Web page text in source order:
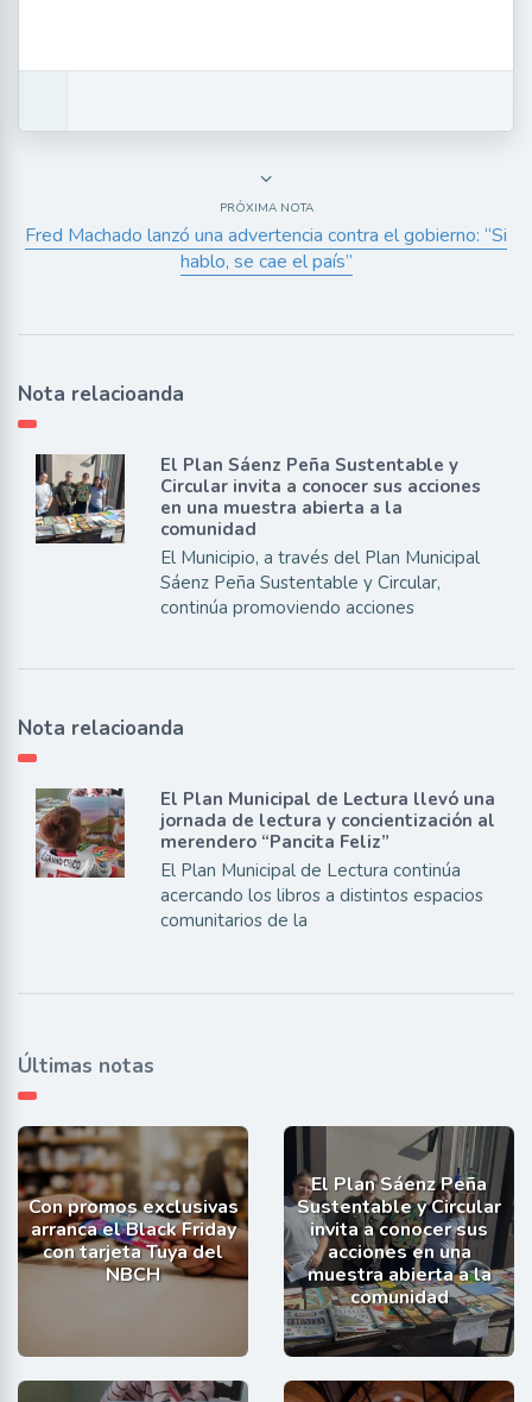
PRÓXIMA NOTA
Fred Machado lanzó una advertencia contra el gobierno: “Si
hablo, se cae el país”
Nota relacioanda
El Plan Sáenz Peña Sustentable y
Circular invita a conocer sus acciones
en una muestra abierta a la
comunidad
El Municipio, a través del Plan Municipal
Sáenz Peña Sustentable y Circular,
continúa promoviendo acciones
Nota relacioanda
El Plan Municipal de Lectura llevó una
jornada de lectura y concientización al
merendero “Pancita Feliz”
El Plan Municipal de Lectura continúa
acercando los libros a distintos espacios
comunitarios de la
Últimas notas
Con promos exclusivas
arranca el Black Friday
con tarjeta Tuya del
NBCH
El Plan Sáenz Peña
Sustentable y Circular
invita a conocer sus
acciones en una
muestra abierta a la
comunidad